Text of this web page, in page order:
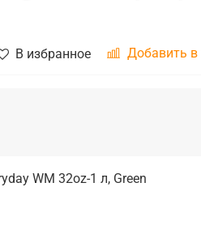
В избранное Добавить в
WM 32oz-1 л, Green